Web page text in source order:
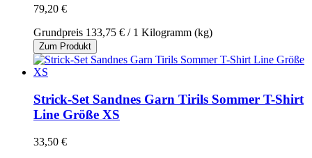
79,20 €
Grundpreis 133,75 € / 1 Kilogramm (kg)
Zum Produkt
Strick-Set Sandnes Garn Tirils Sommer T-Shirt
Line Größe XS
33,50 €